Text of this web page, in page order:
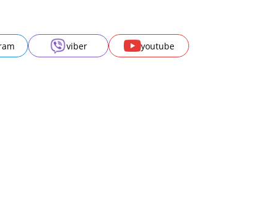
viber youtube